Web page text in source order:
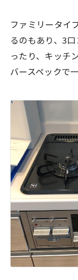
ファミリータイ
るのもあり、3
ったり、キッチ
バースペックで